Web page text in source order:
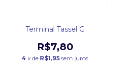
Terminal Tassel G
R$7,80
4 x de R$1,95 sem juros